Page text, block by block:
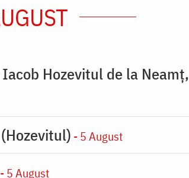
Hozevitul de la Neamț,
- 5 August
- 5 August